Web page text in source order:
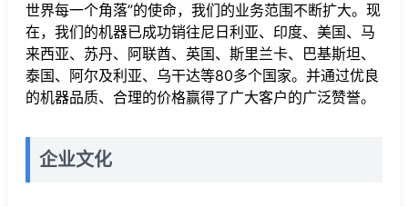
世界每一个角落”的使命，我们的业务范围不断扩大。现
在，我们的机器已成功销往尼日利亚、印度、美国、马
来西亚、苏丹、阿联酋、英国、斯里兰卡、巴基斯坦、
泰国、阿尔及利亚、乌干达等80多个国家。并通过优良
的机器品质、合理的价格赢得了广大客户的广泛赞誉。
企业文化